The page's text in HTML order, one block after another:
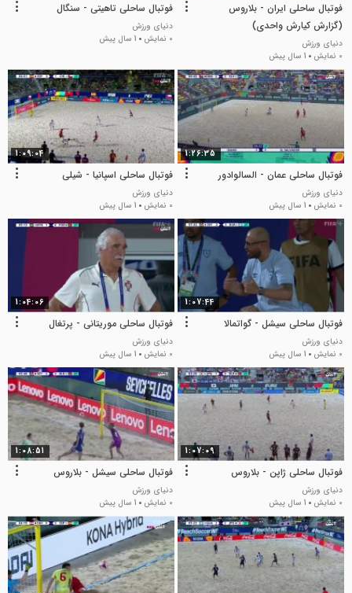
فوتبال ساحلی ایران - بلاروس
(گزارش کیارش واحدی)
دنیای ورزش
0 نمایش
1 سال پیش
فوتبال ساحلی تاهیتی - سنگال
دنیای ورزش
0 نمایش
1 سال پیش
1:26:35
فوتبال ساحلی عمان - السالوادور
دنیای ورزش
0 نمایش
1 سال پیش
1:09:04
فوتبال ساحلی اسپانیا - شیلی
دنیای ورزش
0 نمایش
1 سال پیش
1:07:44
فوتبال ساحلی سیشل - گواتمالا
دنیای ورزش
0 نمایش
1 سال پیش
1:04:06
فوتبال ساحلی موریتانی - پرتغال
دنیای ورزش
0 نمایش
1 سال پیش
1:07:09
فوتبال ساحلی ژاپن - بلاروس
دنیای ورزش
0 نمایش
1 سال پیش
1:08:51
فوتبال ساحلی سیشل - بلاروس
دنیای ورزش
0 نمایش
1 سال پیش